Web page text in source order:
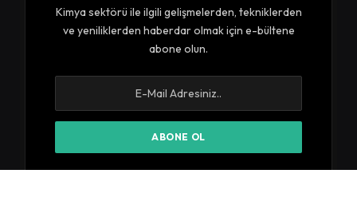
Kimya sektörü ile ilgili gelişmelerden, tekniklerden
ve yeniliklerden haberdar olmak için e-bültene
abone olun.